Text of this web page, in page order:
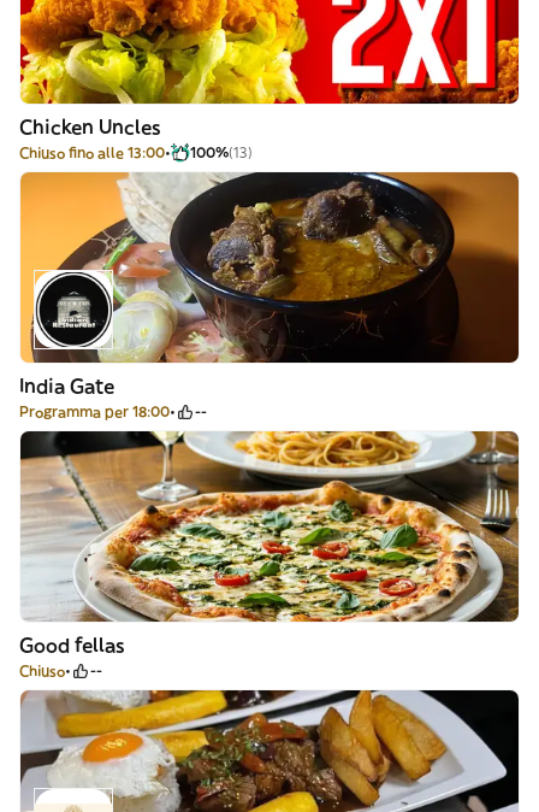
Chicken Uncles
Chiuso fino alle 13:00 100%(13)
India Gate
Programma per 18:00 --
Good fellas
Chiuso --